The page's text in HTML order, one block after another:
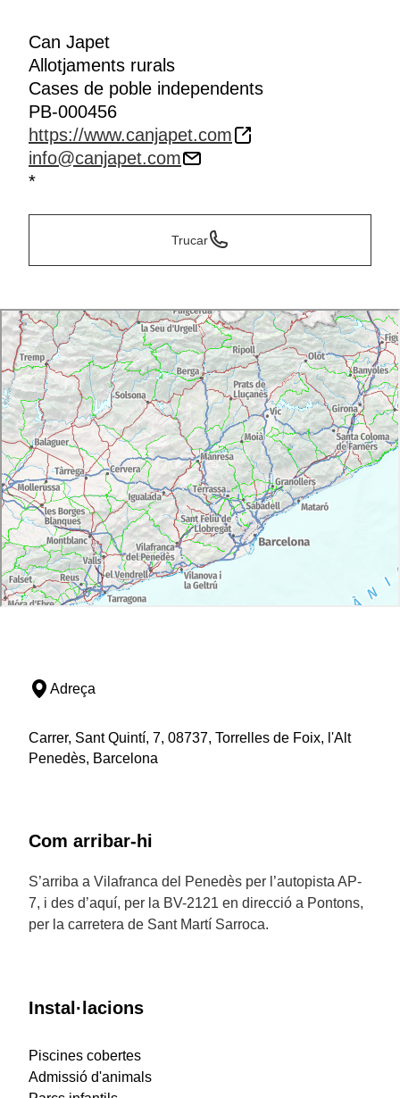
Can Japet
Allotjaments rurals
Cases de poble independents
PB-000456
https://www.canjapet.com
info@canjapet.com
*
Trucar
Adreça
Carrer, Sant Quintí, 7, 08737, Torrelles de Foix, l'Alt
Penedès, Barcelona
Com arribar-hi
S’arriba a Vilafranca del Penedès per l’autopista AP-
7, i des d’aquí, per la BV-2121 en direcció a Pontons,
per la carretera de Sant Martí Sarroca.
Instal·lacions
Piscines cobertes
Admissió d'animals